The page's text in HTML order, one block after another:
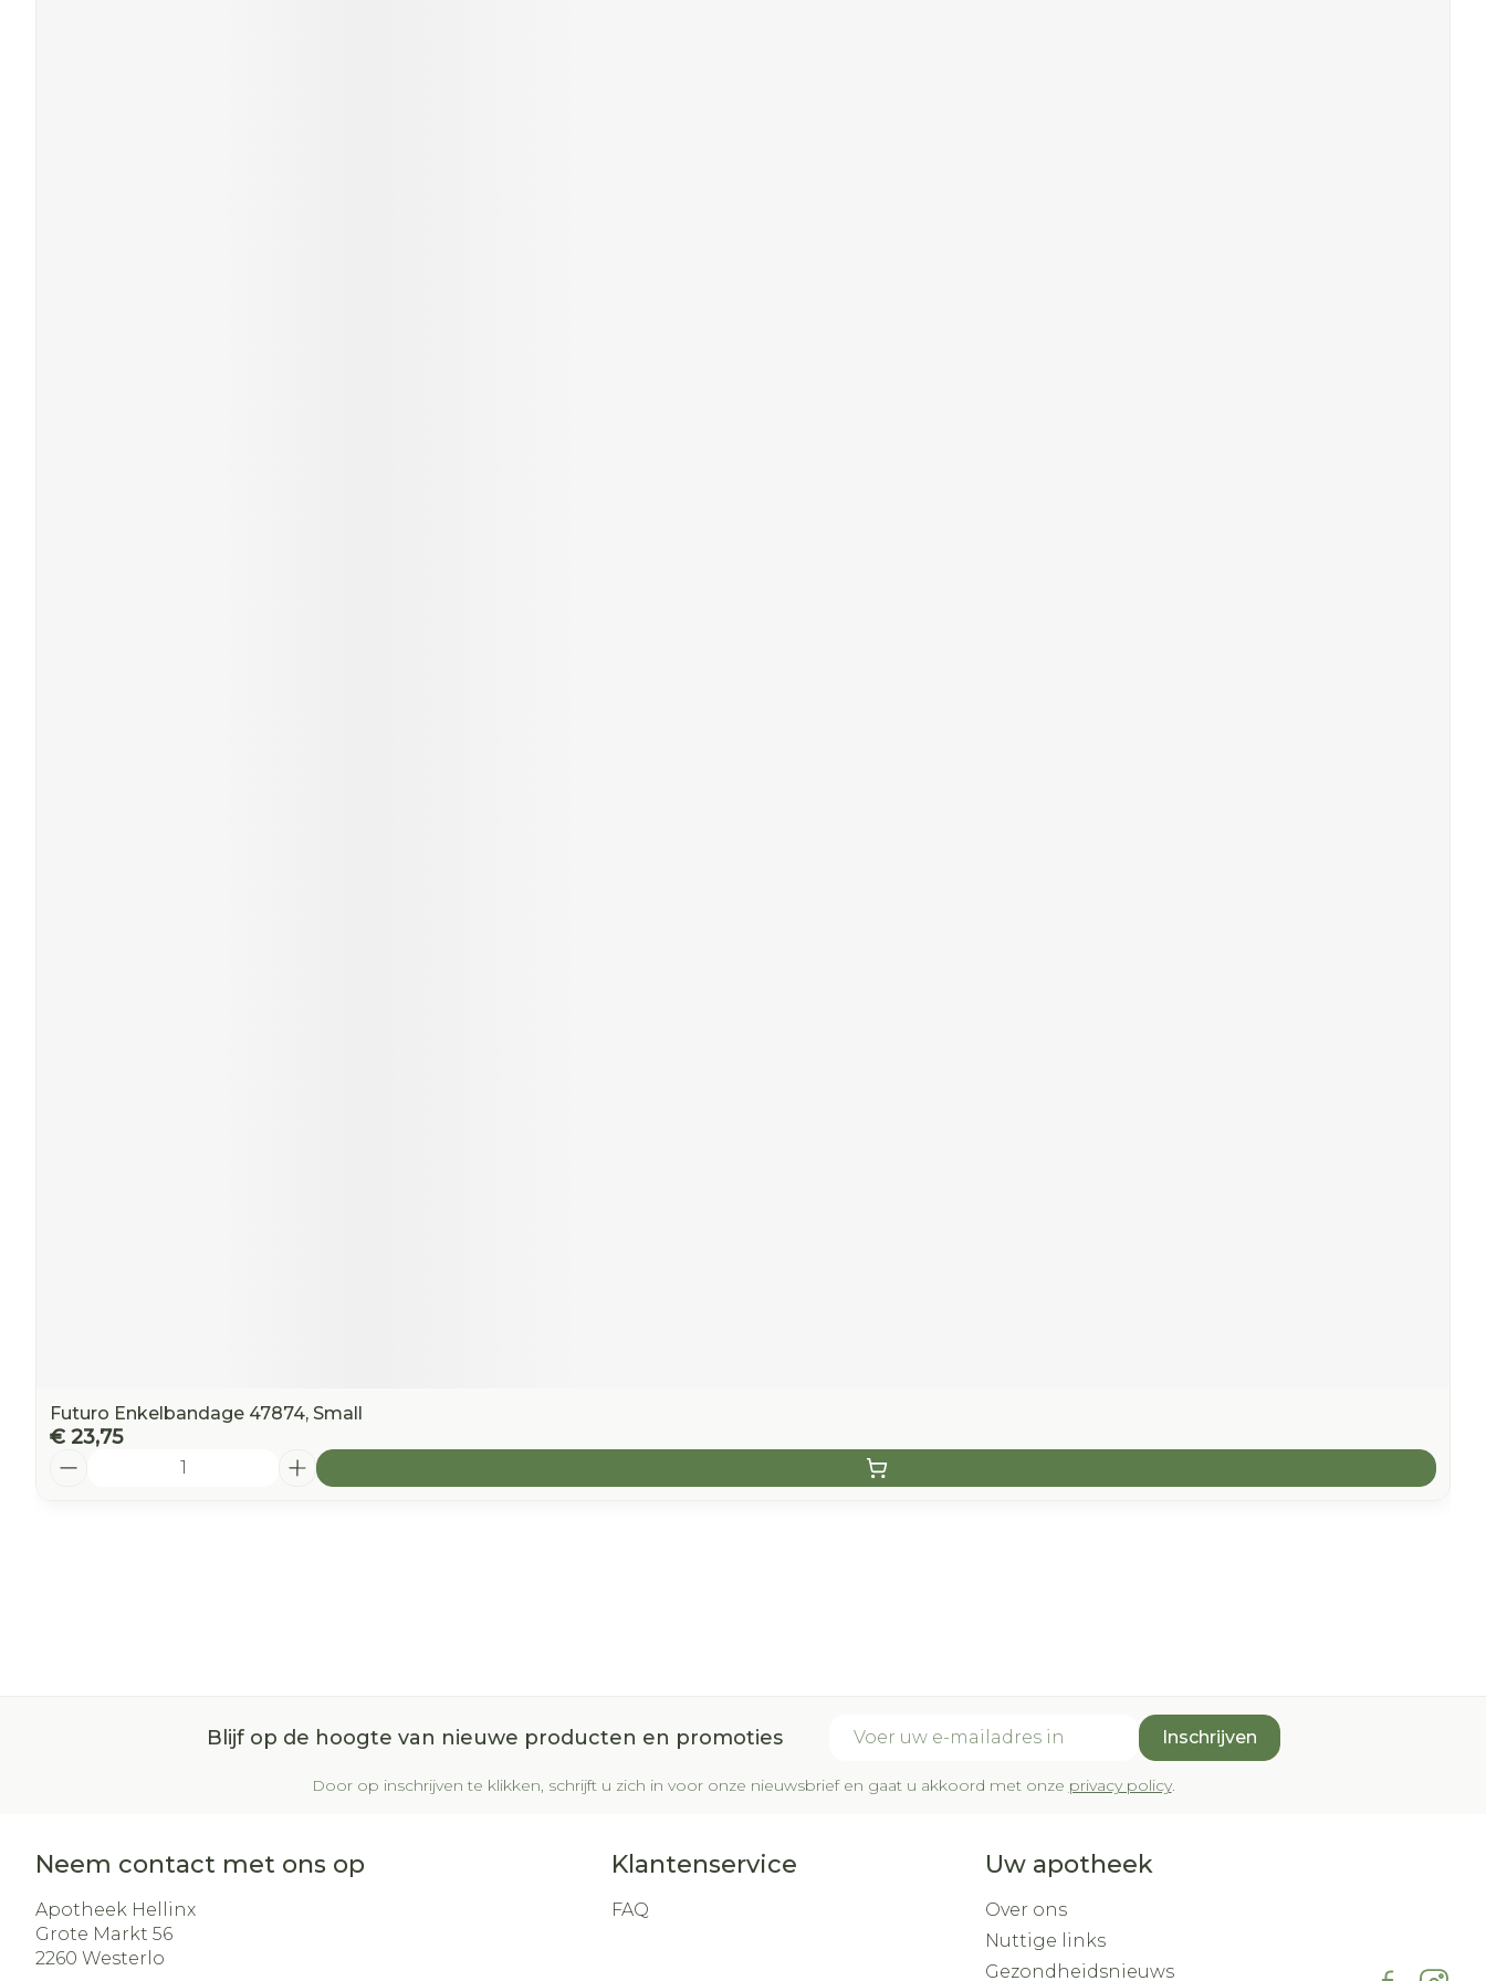
Futuro Enkelbandage 47874, Small
€ 23,75
Blijf op de hoogte van nieuwe producten en promoties Inschrijven
Door op inschrijven te klikken, schrijft u zich in voor onze nieuwsbrief en gaat u akkoord met onze privacy policy.
Neem contact met ons op
Apotheek Hellinx
Grote Markt 56
2260 Westerlo
Klantenservice
FAQ
Uw apotheek
Over ons
Nuttige links
Gezondheidsnieuws